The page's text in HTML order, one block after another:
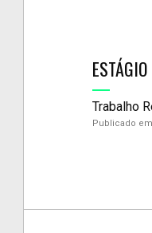
Trabalho
Publicado